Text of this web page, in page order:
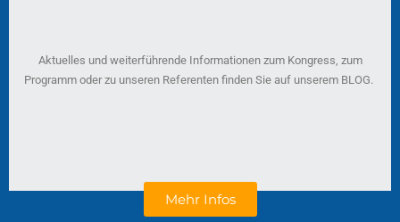
Aktuelles und weiterführende Informationen zum Kongress, zum
Programm oder zu unseren Referenten finden Sie auf unserem BLOG.
Mehr Infos